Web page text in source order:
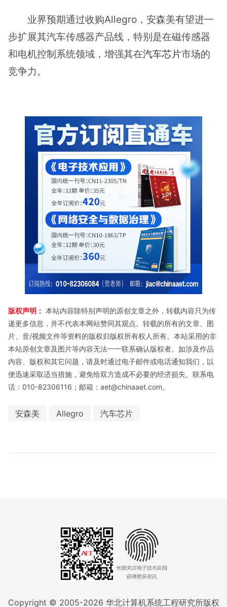
业界预期通过收购Allegro，安森美有望进一
步扩展其汽车传感器产品线，特别是在磁传感器
和电机控制系统领域，增强其在汽车芯片市场的
竞争力。
版权声明： 本站内容除特别声明的原创文章之外，转载内容只为传
递更多信息，并不代表本网站赞同其观点。转载的所有的文章、图
片、音/视频文件等资料的版权归版权所有权人所有。本站采用的非
本站原创文章及图片等内容无法一一联系确认版权者。如涉及作品
内容、版权和其它问题，请及时通过电子邮件或电话通知我们，以
便迅速采取适当措施，避免给双方造成不必要的经济损失。联系电
话：010-82306116；邮箱：aet@chinaaet.com。
安森美 Allegro 汽车芯片
Copyright © 2005-2026 华北计算机系统工程研究所版权